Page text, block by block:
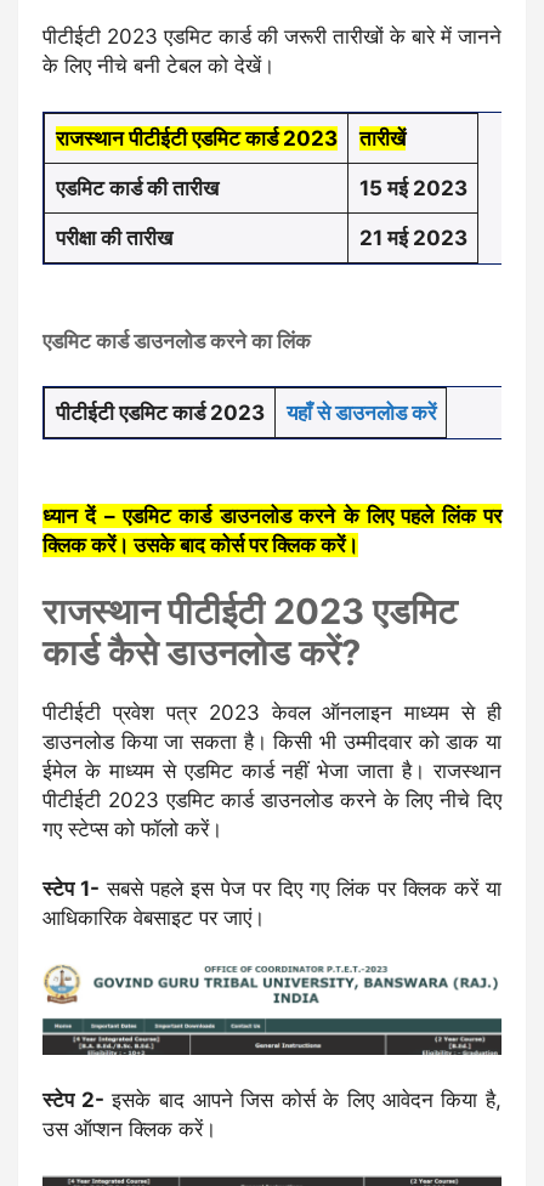
पीटीईटी 2023 एडमिट कार्ड की जरूरी तारीखों के बारे में जानने
के लिए नीचे बनी टेबल को देखें।
राजस्थान पीटीईटी एडमिट कार्ड 2023 तारीखें
एडमिट कार्ड की तारीख 15 मई 2023
परीक्षा की तारीख 21 मई 2023
एडमिट कार्ड डाउनलोड करने का लिंक
पीटीईटी एडमिट कार्ड 2023 यहाँ से डाउनलोड करें
ध्यान दें – एडमिट कार्ड डाउनलोड करने के लिए पहले लिंक पर
क्लिक करें। उसके बाद कोर्स पर क्लिक करें।
राजस्थान पीटीईटी 2023 एडमिट
कार्ड कैसे डाउनलोड करें?
पीटीईटी प्रवेश पत्र 2023 केवल ऑनलाइन माध्यम से ही
डाउनलोड किया जा सकता है। किसी भी उम्मीदवार को डाक या
ईमेल के माध्यम से एडमिट कार्ड नहीं भेजा जाता है। राजस्थान
पीटीईटी 2023 एडमिट कार्ड डाउनलोड करने के लिए नीचे दिए
गए स्टेप्स को फॉलो करें।
स्टेप 1- सबसे पहले इस पेज पर दिए गए लिंक पर क्लिक करें या
आधिकारिक वेबसाइट पर जाएं।
स्टेप 2- इसके बाद आपने जिस कोर्स के लिए आवेदन किया है,
उस ऑप्शन क्लिक करें।